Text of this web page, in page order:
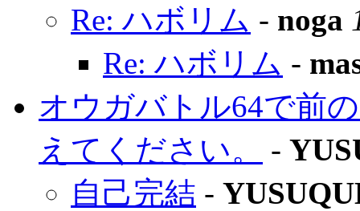
Re: ハボリム - noga
Re: ハボリム -
オウガバトル64で前
えてください。
-
自己完結 -